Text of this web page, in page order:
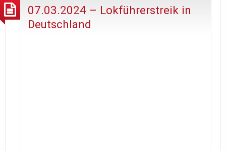
07.03.2024 – Lokführerstreik in
Deutschland